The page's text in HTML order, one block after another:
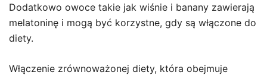
Dodatkowo owoce takie jak wiśnie i banany zawierają
melatoninę i mogą być korzystne, gdy są włączone do
diety.
Włączenie zrównoważonej diety, która obejmuje